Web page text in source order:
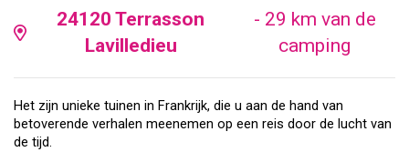
24120 Terrasson
Lavilledieu
- 29 km van de
camping
Het zijn unieke tuinen in Frankrijk, die u aan de hand van
betoverende verhalen meenemen op een reis door de lucht van
de tijd.